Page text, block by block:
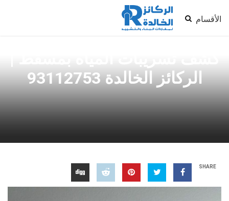
الأقسام
الركائز الخالدة 93112753
SHARE